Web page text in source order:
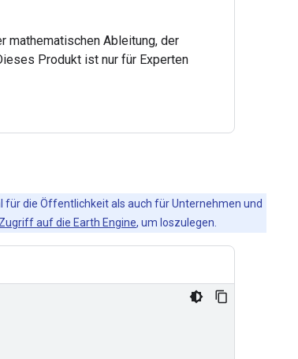
mathematischen Ableitung, der
Produkt ist nur für Experten
für die Öffentlichkeit als auch für Unternehmen und
auf die Earth Engine, um loszulegen.